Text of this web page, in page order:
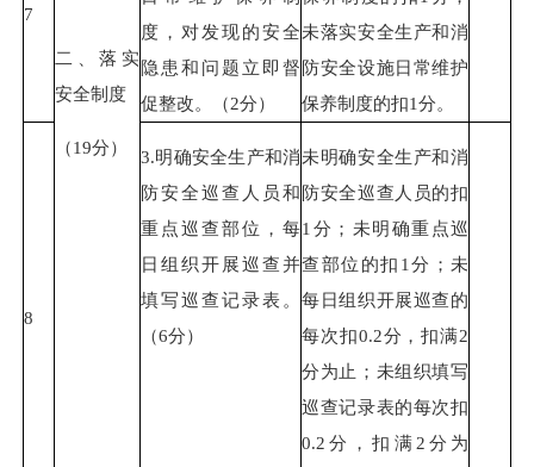
二、落实
安全制度
（19分）
7
度，对发现的安全
隐患和问题立即督
促整改。（2分）
未落实安全生产和消
防安全设施日常维护
保养制度的扣1分。
8
3.明确安全生产和消
防安全巡查人员和
重点巡查部位，每
日组织开展巡查并
填写巡查记录表。
（6分）
未明确安全生产和消
防安全巡查人员的扣
1分；未明确重点巡
查部位的扣1分；未
每日组织开展巡查的
每次扣0.2分，扣满2
分为止；未组织填写
巡查记录表的每次扣
0.2分，扣满2分为